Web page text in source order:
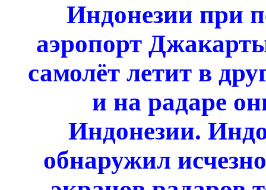
Индонезии при
аэропорт
самолёт летит в
и на радаре
Индонезии.
обнаружил